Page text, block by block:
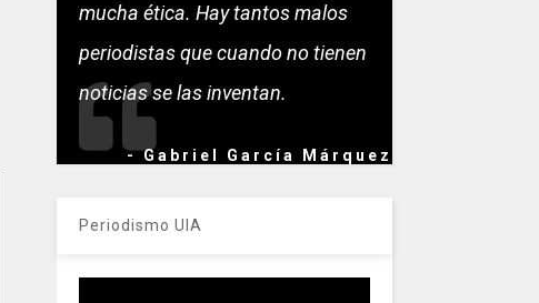
mucha ética. Hay tantos malos
periodistas que cuando no tienen
noticias se las inventan.
- Gabriel García Márquez
Periodismo UIA